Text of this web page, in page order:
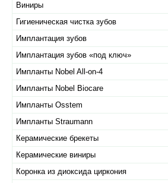
Виниры
Гигиеническая чистка зубов
Имплантация зубов
Имплантация зубов «под ключ»
Импланты Nobel All-on-4
Импланты Nobel Biocare
Импланты Osstem
Импланты Straumann
Керамические брекеты
Керамические виниры
Коронка из диоксида циркония